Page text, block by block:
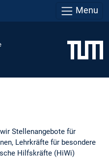
Menu
Stellenangebote für
Lehrkräfte für besondere
Hilfskräfte (HiWi)